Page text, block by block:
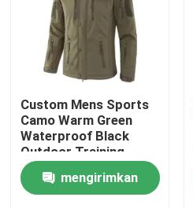
Tur Pabrik
Kontrol Kualitas
Berita
Minta Kutipan
Custom Mens Sports
Camo Warm Green
Waterproof Black
Outdoor Training
Softshell Polar Fleece
Angkatan Laut Musim
Dingin Jaket Taktis
mengirimkan